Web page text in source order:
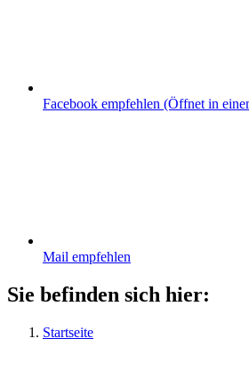
Facebook empfehlen (Öffnet in
Mail empfehlen
Sie befinden sich hier:
Startseite